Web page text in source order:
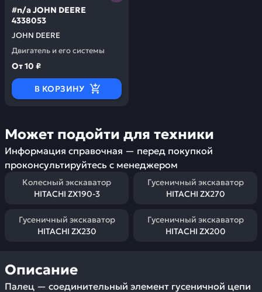
JOHN DEERE
#n/a JOHN DEERE
4338053
Двигатель и его системы
От10 ₽
В КОРЗИНУ
Может подойти для техники
Информация справочная — перед покупкой
проконсультируйтесь с менеджером
Колесный экскаватор
HITACHI ZX190-3
Гусеничный экскаватор
HITACHI ZX270
Гусеничный экскаватор
HITACHI ZX230
Гусеничный экскаватор
HITACHI ZX200
Описание
Палец — соединительный элемент гусеничной цепи